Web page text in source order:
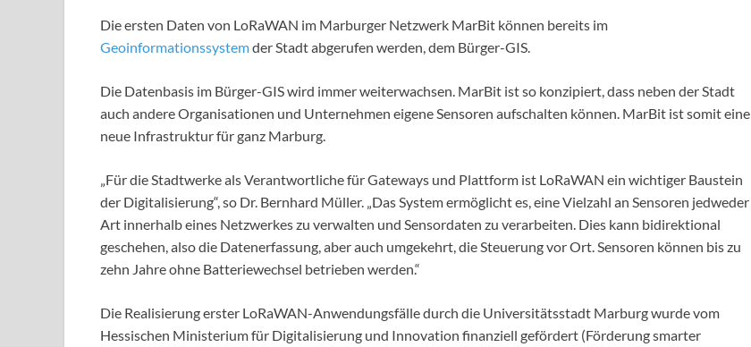
Die ersten Daten von LoRaWAN im Marburger Netzwerk MarBit können bereits im
Geoinformationssystemder Stadt abgerufen werden, dem Bürger-GIS.
Die Datenbasis im Bürger-GIS wird immer weiterwachsen. MarBit ist so konzipiert, dass neben der Stadt
auch andere Organisationen und Unternehmen eigene Sensoren aufschalten können. MarBit ist somit eine
neue Infrastruktur für ganz Marburg.
„Für die Stadtwerke als Verantwortliche für Gateways und Plattform ist LoRaWAN ein wichtiger Baustein
der Digitalisierung“, so Dr. Bernhard Müller. „Das System ermöglicht es, eine Vielzahl an Sensoren jedweder
Art innerhalb eines Netzwerkes zu verwalten und Sensordaten zu verarbeiten. Dies kann bidirektional
geschehen, also die Datenerfassung, aber auch umgekehrt, die Steuerung vor Ort. Sensoren können bis zu
zehn Jahre ohne Batteriewechsel betrieben werden.“
Die Realisierung erster LoRaWAN-Anwendungsfälle durch die Universitätsstadt Marburg wurde vom
Hessischen Ministerium für Digitalisierung und Innovation finanziell gefördert (Förderung smarter